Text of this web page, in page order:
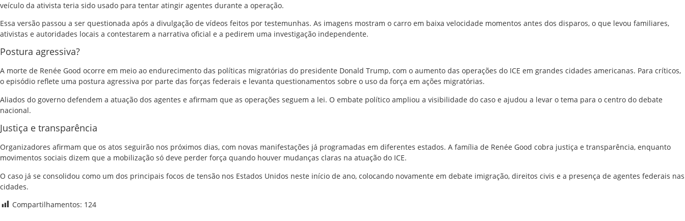
veículo da ativista teria sido usado para tentar atingir agentes durante a operação.
Essa versão passou a ser questionada após a divulgação de vídeos feitos por testemunhas. As imagens mostram o carro em baixa velocidade momentos antes dos disparos, o que levou familiares,
ativistas e autoridades locais a contestarem a narrativa oficial e a pedirem uma investigação independente.
Postura agressiva?
A morte de Renée Good ocorre em meio ao endurecimento das políticas migratórias do presidente Donald Trump, com o aumento das operações do ICE em grandes cidades americanas. Para críticos,
o episódio reflete uma postura agressiva por parte das forças federais e levanta questionamentos sobre o uso da força em ações migratórias.
Aliados do governo defendem a atuação dos agentes e afirmam que as operações seguem a lei. O embate político ampliou a visibilidade do caso e ajudou a levar o tema para o centro do debate
nacional.
Justiça e transparência
Organizadores afirmam que os atos seguirão nos próximos dias, com novas manifestações já programadas em diferentes estados. A família de Renée Good cobra justiça e transparência, enquanto
movimentos sociais dizem que a mobilização só deve perder força quando houver mudanças claras na atuação do ICE.
O caso já se consolidou como um dos principais focos de tensão nos Estados Unidos neste início de ano, colocando novamente em debate imigração, direitos civis e a presença de agentes federais nas
cidades.
Compartilhamentos: 124